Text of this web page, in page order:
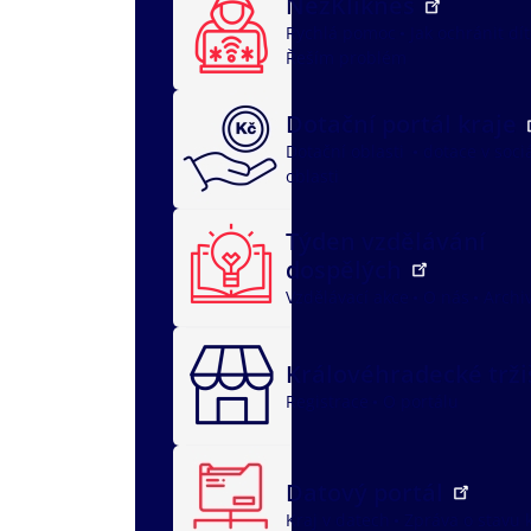
Rychlá pomoc
Řeším problém
Dotační portál kraje
Dotační oblasti
oblasti
Týden vzdělávání
dospělých
Vzdělávací akce
Královéhradecké
Registrace
Datový portál
Kraj v datech